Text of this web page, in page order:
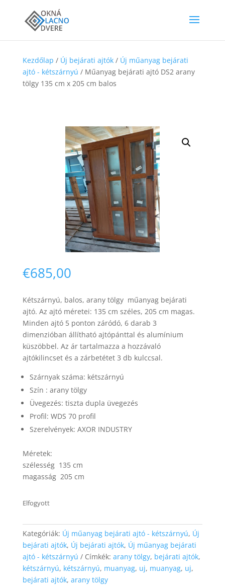
Kezdőlap / Új bejárati ajtók/ Új műanyag bejárati
ajtó - kétszárnyú / Műanyag bejárati ajtó DS2 arany
tölgy 135 cm x 205 cm balos
€685,00
Kétszárnyú, balos, arany tölgy műanyag bejárati
ajtó. Az ajtó méretei: 135 cm széles, 205 cm magas.
Minden ajtó 5 ponton záródó, 6 darab 3
dimenzióban állítható ajtópánttal és alumínium
küszöbbel. Az ár tartalmazza a hozzávaló
ajtókilincset és a zárbetétet 3 db kulccsal.
Szárnyak száma: kétszárnyú
Szín : arany tölgy
Üvegezés: tiszta dupla üvegezés
Profil: WDS 70 profil
Szerelvények: AXOR INDUSTRY
Méretek:
szélesség 135 cm
magasság 205 cm
Elfogyott
Kategóriák: Új műanyag bejárati ajtó - kétszárnyú, Új
bejárati ajtók, Új bejárati ajtók, Új műanyag bejárati
ajtó - kétszárnyú
Címkék: arany tölgy, bejárati ajtók,
kétszárnyú, kétszárnyú, muanyag, uj, muanyag, uj,
bejárati ajtók, arany tölgy
Necessary
These
cookies are
not
optional.
They are
needed for
In order for
Experience
In order for
our website